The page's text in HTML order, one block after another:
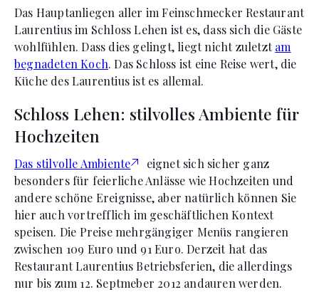
Das Hauptanliegen aller im Feinschmecker Restaurant
Laurentius im Schloss Lehen ist es, dass sich die Gäste
wohlfühlen. Dass dies gelingt, liegt nicht zuletztam
begnadeten Koch. Das Schloss ist eine Reise wert, die
Küche des Laurentius ist es allemal.
Schloss Lehen: stilvolles Ambiente für
Hochzeiten
Das stilvolle Ambiente
eignet sich sicher ganz
besonders für feierliche Anlässe wie Hochzeiten und
andere schöne Ereignisse, aber natürlich können Sie
hier auch vortrefflich im geschäftlichen Kontext
speisen. Die Preise mehrgängiger Menüs rangieren
zwischen 109 Euro und 91 Euro. Derzeit hat das
Restaurant Laurentius Betriebsferien, die allerdings
nur bis zum 12. Septmeber 2012 andauren werden.